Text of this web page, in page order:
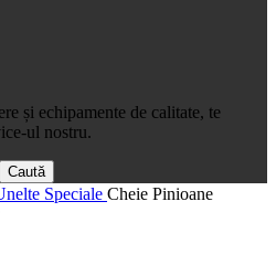
și echipamente de calitate, te
ul nostru.
Caută
Speciale Cheie Pinioane